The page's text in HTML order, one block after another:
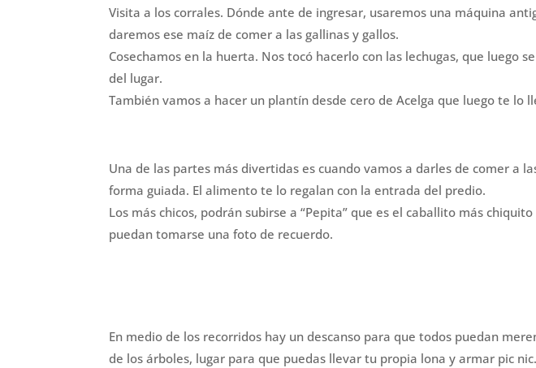
Visita a los corrales. Dónde ante de ingresar, usaremos una máquina
daremos ese maíz de comer a las gallinas y gallos.
Cosechamos en la huerta. Nos tocó hacerlo con las lechugas, que luego
del lugar.
También vamos a hacer un plantín desde cero de Acelga que luego te lo
Una de las partes más divertidas es cuando vamos a darles de comer a
forma guiada. El alimento te lo regalan con la entrada del predio.
Los más chicos, podrán subirse a “Pepita” que es el caballito más
puedan tomarse una foto de recuerdo.
En medio de los recorridos hay un descanso para que todos puedan
de los árboles, lugar para que puedas llevar tu propia lona y armar pic nic.